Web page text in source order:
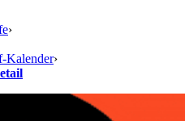
›
Kalender›